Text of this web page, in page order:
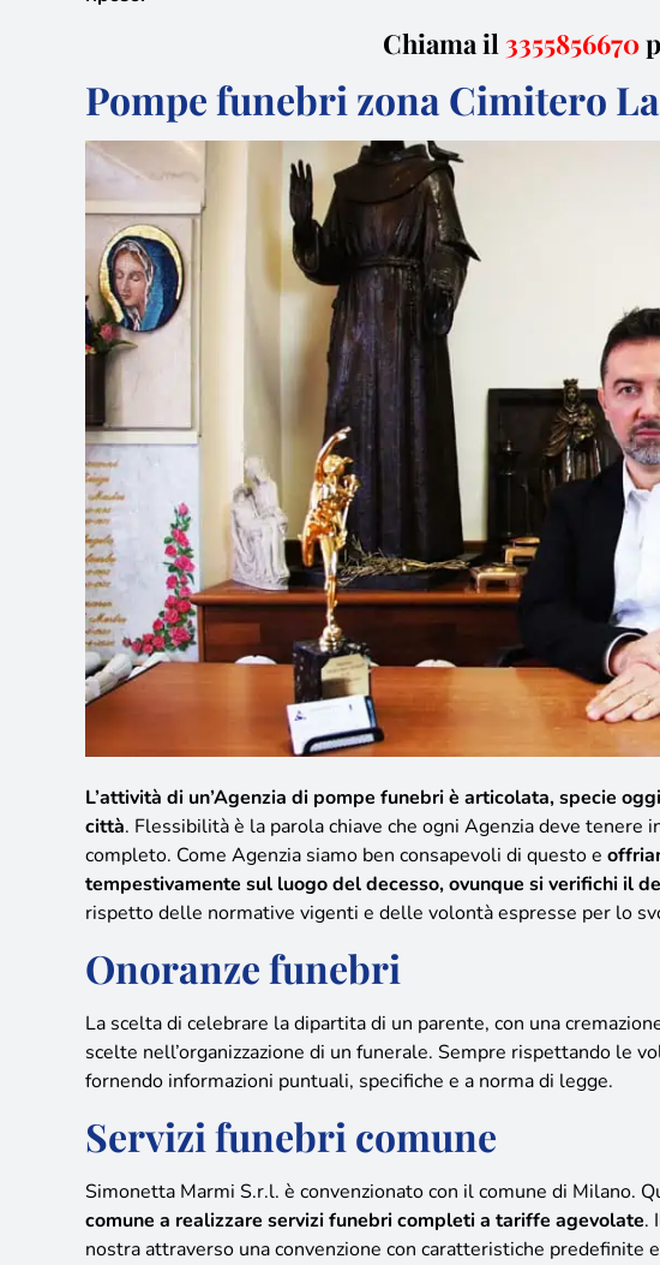
Chiama il 3355856670
Pompe funebri zona Cimitero
L’attività di un’Agenzia di pompe funebri è articolata, specie
città. Flessibilità è la parola chiave che ogni Agenzia deve
completo. Come Agenzia siamo ben consapevoli di questo e
tempestivamente sul luogo del decesso, ovunque si verifichi il
rispetto delle normative vigenti e delle volontà espresse per lo
Onoranze funebri
La scelta di celebrare la dipartita di un parente, con una
scelte nell’organizzazione di un funerale. Sempre rispettando le
fornendo informazioni puntuali, specifiche e a norma di legge.
Servizi funebri comune
Simonetta Marmi S.r.l. è convenzionato con il comune di Milano.
comune a realizzare servizi funebri completi a tariffe agevolate.
nostra attraverso una convenzione con caratteristiche predefinite